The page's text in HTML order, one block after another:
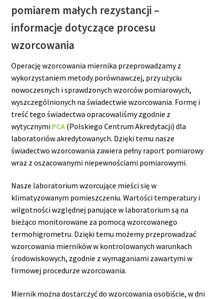
pomiarem małych rezystancji –
informacje dotyczące procesu
wzorcowania
Operację wzorcowania miernika przeprowadzamy z
wykorzystaniem metody porównawczej, przy użyciu
nowoczesnych i sprawdzonych wzorców pomiarowych,
wyszczególnionych na świadectwie wzorcowania. Formę i
treść tego świadectwa opracowaliśmy zgodnie z
wytycznymi PCA(Polskiego Centrum Akredytacji) dla
laboratoriów akredytowanych. Dzięki temu nasze
świadectwo wzorcowania zawiera pełny raport pomiarowy
wraz z oszacowanymi niepewnościami pomiarowymi.
Nasze laboratorium wzorcujące mieści się w
klimatyzowanym pomieszczeniu. Wartości temperatury i
wilgotności względnej panujące w laboratorium są na
bieżąco monitorowane za pomocą wzorcowanego
termohigrometru. Dzięki temu możemy przeprowadzać
wzorcowania mierników w kontrolowanych warunkach
środowiskowych, zgodnie z wymaganiami zawartymi w
firmowej procedurze wzorcowania.
Miernik można dostarczyć do wzorcowania osobiście, w dni